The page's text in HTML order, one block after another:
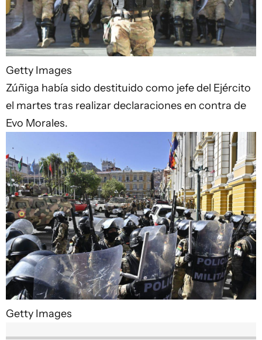
Getty Images
Zúñiga había sido destituido como jefe del Ejército
el martes tras realizar declaraciones en contra de
Evo Morales.
Getty Images